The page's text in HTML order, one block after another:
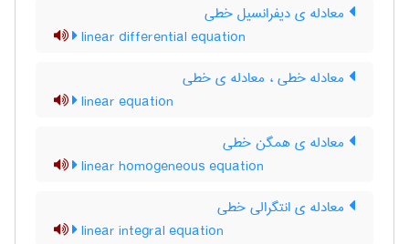
معادله ی دیفرانسیل خطی
linear differential equation
معادله خطی ، معادله ی خطی
linear equation
معادله ی همگن خطی
linear homogeneous equation
معادله ی انتگرالی خطی
linear integral equation